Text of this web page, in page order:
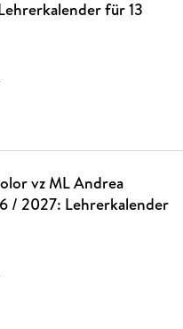
für 13
vz ML Andrea
/ 2027: Lehrerkalender